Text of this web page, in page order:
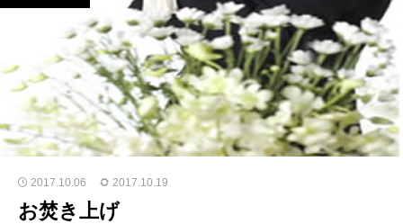
2017.10.06 2017.10.19
お焚き上げ